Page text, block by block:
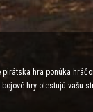
hra ponúka
hry otestujú vašu